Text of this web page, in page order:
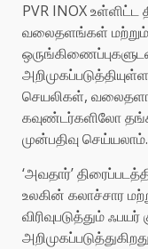
PVR INOX
வலைதளங்கள் மற்றும்
செயலிகள்,
கவுண்டர்களிலோ
முன்பதிவு செய்யலாம்.
‘அவதார்’
உலகின் கலாச்சார
விரிவுபடுத்தும்